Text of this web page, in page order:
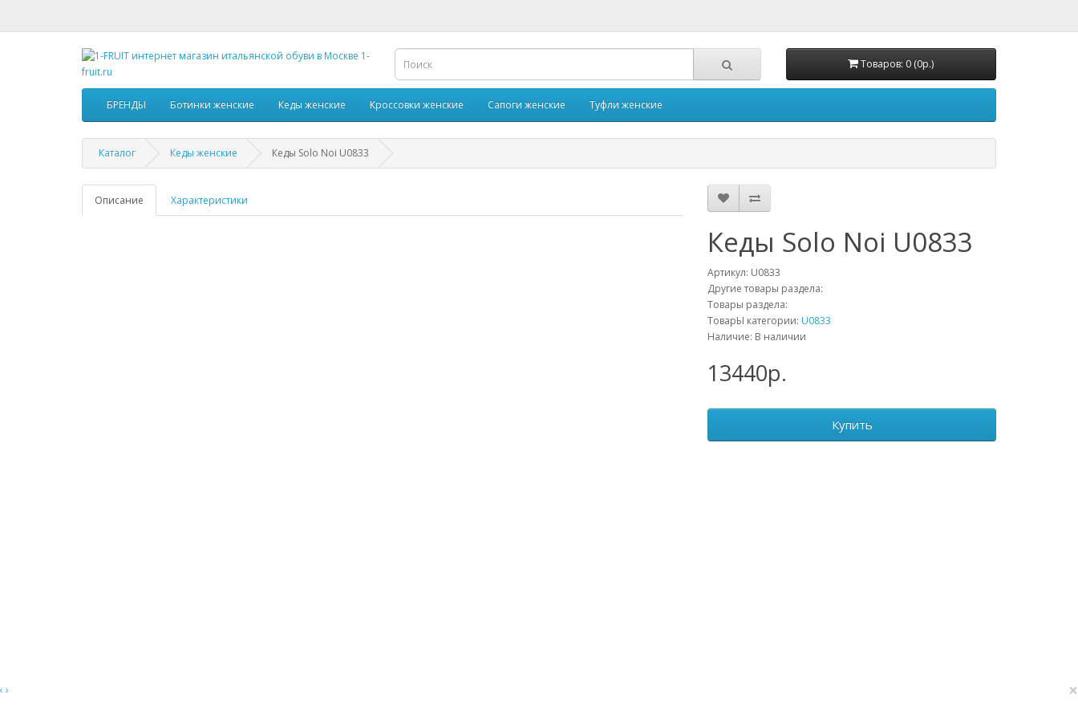
Товаров: 0 (0р.)
БРЕНДЫ Ботинки женские Кеды женские Кроссовки женские Сапоги женские Туфли женские
Каталог Кеды женские Кеды Solo Noi U0833
Описание Характеристики
Кеды Solo Noi U0833
Артикул: U0833
Другие товары раздела:
Товары раздела:
ТоварЫ категории: U0833
Наличие: В наличии
13440р.
Купить
‹ › ×